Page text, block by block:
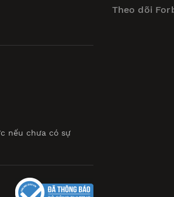
nếu chưa có sự
Theo dõi